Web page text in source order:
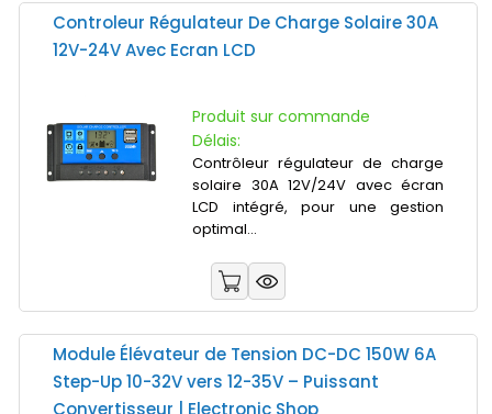
Controleur Régulateur De Charge Solaire 30A
12V-24V Avec Ecran LCD
Produit sur commande
Délais:
Contrôleur régulateur de charge
solaire 30A 12V/24V avec écran
LCD intégré, pour une gestion
optimal...
Module Élévateur de Tension DC-DC 150W 6A
Step-Up 10-32V vers 12-35V – Puissant
Convertisseur | Electronic Shop